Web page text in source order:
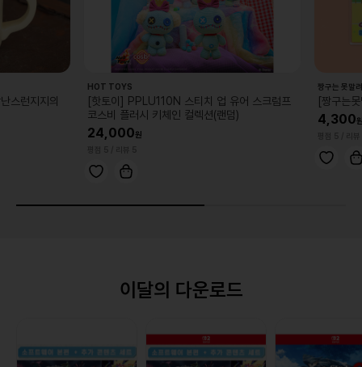
런지지의
HOT TOYS
[핫토이] PPLU110N 스티치 업 유어 스크럼프
코스비 플러시 키체인 컬렉션(랜덤)
24,000
짱구는 못말려
[짱구는못
4,300
이달의 다운로드